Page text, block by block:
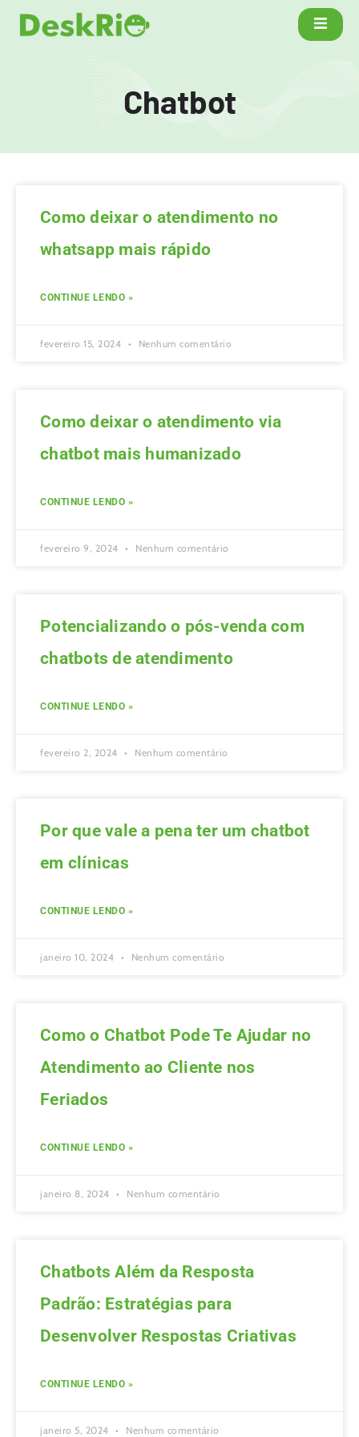
Chatbot
Como deixar o atendimento no
whatsapp mais rápido
CONTINUE LENDO »
fevereiro 15, 2024 Nenhum comentário
Como deixar o atendimento via
chatbot mais humanizado
CONTINUE LENDO »
fevereiro 9, 2024 Nenhum comentário
Potencializando o pós-venda com
chatbots de atendimento
CONTINUE LENDO »
fevereiro 2, 2024 Nenhum comentário
Por que vale a pena ter um chatbot
em clínicas
CONTINUE LENDO »
janeiro 10, 2024 Nenhum comentário
Como o Chatbot Pode Te Ajudar no
Atendimento ao Cliente nos
Feriados
CONTINUE LENDO »
janeiro 8, 2024 Nenhum comentário
Chatbots Além da Resposta
Padrão: Estratégias para
Desenvolver Respostas Criativas
CONTINUE LENDO »
janeiro 5, 2024 Nenhum comentário